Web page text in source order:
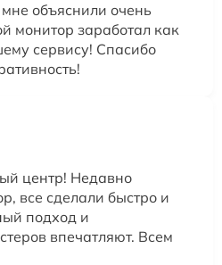
объяснили очень
монитор заработал как
сервису! Спасибо
центр! Недавно
все сделали быстро и
подход и
впечатляют. Всем